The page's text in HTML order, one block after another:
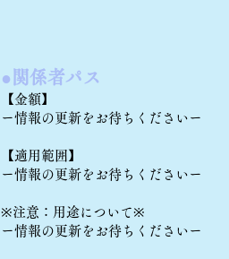
●関係者パス
【金額】
ー情報の更新をお待ちくださいー
【適用範囲】
ー情報の更新をお待ちくださいー
※注意：用途について※
ー情報の更新をお待ちくださいー